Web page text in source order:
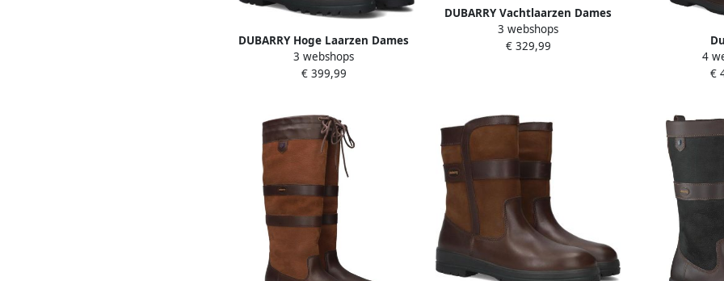
DUBARRY Hoge Laarzen Dames
Donegal Dames Maat: 38
Materiaal: Leer Kleur: Bruin
3 webshops
€ 399,99
DUBARRY Vachtlaarzen Dames
Foxrock Maat: 37 Materiaal: Leer
Kleur: Bruin
3 webshops
€ 329,99
4
€